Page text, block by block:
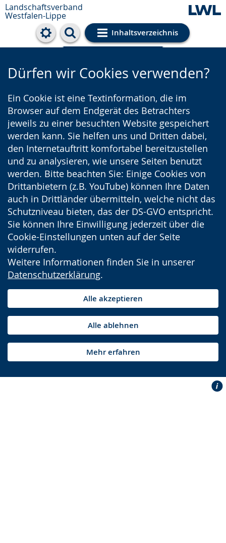
Landschaftsverband
Westfalen-Lippe
Inhaltsverzeichnis
Cookie-Einstellungen
Dürfen wir Cookies verwenden?
Ein Cookie ist eine Textinformation, die im
Browser auf dem Endgerät des Betrachters
jeweils zu einer besuchten Website gespeichert
werden kann. Sie helfen uns und Dritten dabei,
den Internetauftritt komfortabel bereitzustellen
und zu analysieren, wie unsere Seiten benutzt
werden. Bitte beachten Sie: Einige Cookies von
Drittanbietern (z.B. YouTube) können Ihre Daten
auch in Drittländer übermitteln, welche nicht das
Schutzniveau bieten, das der DS-GVO entspricht.
Sie können Ihre Einwilligung jederzeit über die
Cookie-Einstellungen unten auf der Seite
widerrufen.
Weitere Informationen finden Sie in unserer
Datenschutzerklärung.
Alle akzeptieren
Alle ablehnen
Mehr erfahren